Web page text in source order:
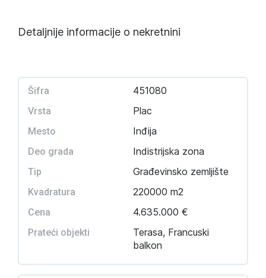
Detaljnije informacije o nekretnini
Šifra 451080
Vrsta Plac
Mesto Inđija
Deo grada Indistrijska zona
Tip Građevinsko zemljište
Kvadratura 220000 m2
Cena 4.635.000 €
Prateći objekti
Terasa, Francuski
balkon